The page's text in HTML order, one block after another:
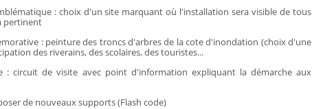
: choix d'un site marquant où l'installation sera visible de tous
pertinent
: peinture des troncs d'arbres de la cote d'inondation (choix d'une
des riverains, des scolaires, des touristes...
: circuit de visite avec point d'information expliquant la démarche aux
de nouveaux supports (Flash code)